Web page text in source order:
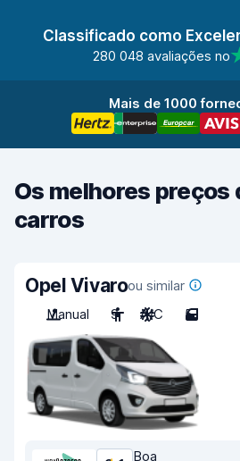
Classificado como
280 048 avaliações no
Mais de 1000
Os melhores preços
carros
Opel Vivaroou similar
Manual
9 A/C 5
Boa